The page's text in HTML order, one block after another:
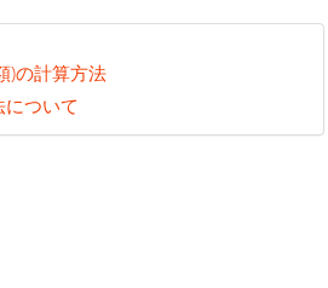
)の計算方法
ついて